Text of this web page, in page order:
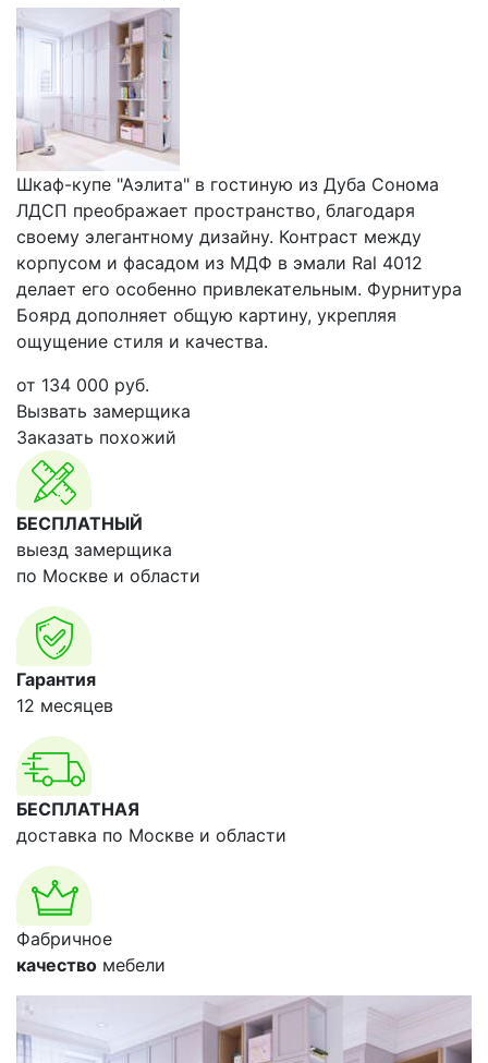
Шкаф-купе "Аэлита" в гостиную из Дуба Сонома
ЛДСП преображает пространство, благодаря
своему элегантному дизайну. Контраст между
корпусом и фасадом из МДФ в эмали Ral 4012
делает его особенно привлекательным. Фурнитура
Боярд дополняет общую картину, укрепляя
ощущение стиля и качества.
от 134 000 руб.
Вызвать замерщика
Заказать похожий
БЕСПЛАТНЫЙ
выезд замерщика
по Москве и области
Гарантия
12 месяцев
БЕСПЛАТНАЯ
доставка по Москве и области
Фабричное
качество мебели